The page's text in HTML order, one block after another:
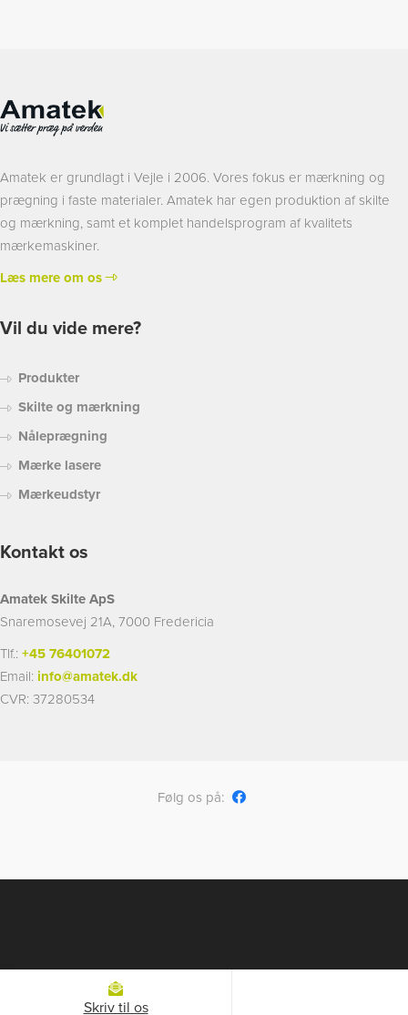
Skriv til os
Amatek er grundlagt i Vejle i 2006. Vores fokus er mærkning og
prægning i faste materialer. Amatek har egen produktion af skilte
og mærkning, samt et komplet handelsprogram af kvalitets
mærkemaskiner.
Læs mere om os
Vil du vide mere?
Produkter
Skilte og mærkning
Nåleprægning
Mærke lasere
Mærkeudstyr
Kontakt os
Amatek Skilte ApS
Snaremosevej 21A, 7000 Fredericia
Tlf.: +45 76401072
Email: info@amatek.dk
CVR: 37280534
Følg os på: